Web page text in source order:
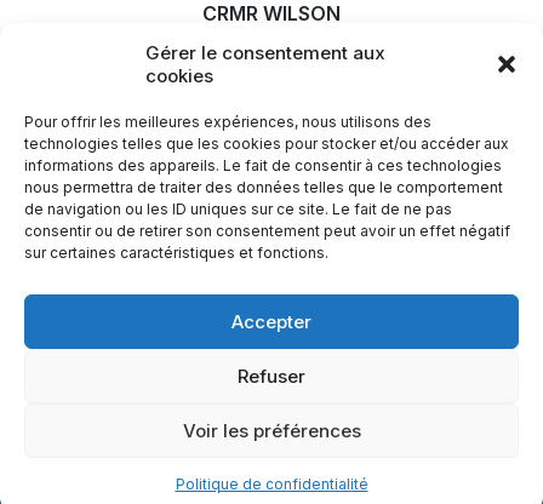
Gérer le consentement aux
cookies
Pour offrir les meilleures expériences, nous utilisons des
technologies telles que les cookies pour stocker et/ou accéder aux
informations des appareils. Le fait de consentir à ces technologies
nous permettra de traiter des données telles que le comportement
de navigation ou les ID uniques sur ce site. Le fait de ne pas
consentir ou de retirer son consentement peut avoir un effet négatif
sur certaines caractéristiques et fonctions.
Accepter
Refuser
Voir les préférences
Politique de confidentialité
CRMR WILSON
MALADIE
ACTUALITÉS
SFEMW
LIENS UTILES
Nous contacter
Mentions légales
Politique de confidentialité
© 2023 - CRMR Wilson, tous droits réservés